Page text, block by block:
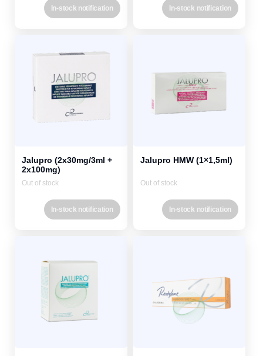
In-stock notification In-stock notification
Jalupro (2x30mg/3ml +
2x100mg)
Out of stock
In-stock notification
Jalupro HMW (1×1,5ml)
Out of stock
In-stock notification